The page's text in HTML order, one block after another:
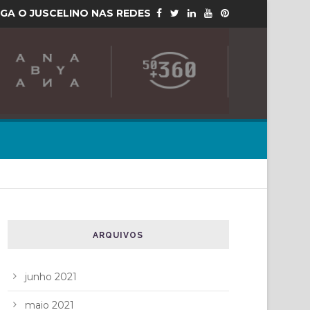
O JUSCELINO NAS REDES
ARQUIVOS
junho 2021
maio 2021